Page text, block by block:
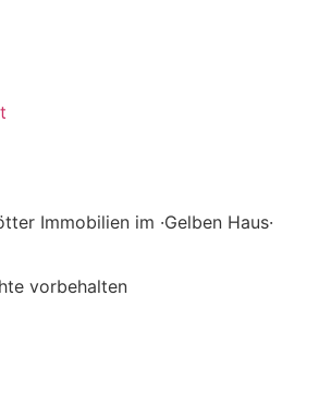
Immobilien im ·Gelben Haus·
vorbehalten